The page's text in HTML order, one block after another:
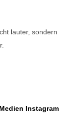
lauter, sondern
Instagram